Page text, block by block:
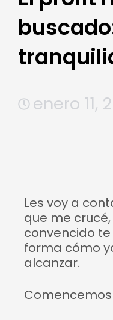
enero 11,
Les voy a
que me
convencido
forma cómo
alcanzar.